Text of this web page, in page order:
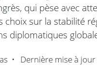
qui pèse avec
choix sur la stabilité
diplomatiques
• Dernière mise à jour